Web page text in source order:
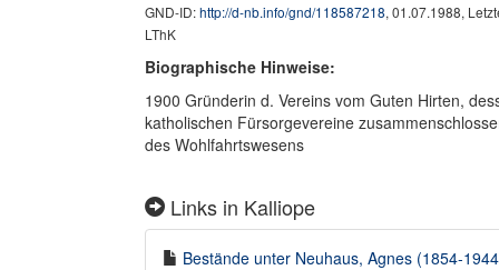
GND-ID:http://d-nb.info/gnd/118587218, 01.07.1988,
LThK
Biographische Hinweise:
1900 Gründerin d. Vereins vom Guten Hirten,
katholischen Fürsorgevereine
des Wohlfahrtswesens
Links in Kalliope
Bestände unter Neuhaus, Agnes (1854-